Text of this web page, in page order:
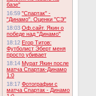
базе"
16:59 "Спартак" -
"Динамо". Оценки "СЭ"
18:03 Оф.сайт. Якин о
победе над "Динамо"
18:12 Егор Титов:
Футболист Эберт меня
просто убивает
18:14 Мурат Якин после
матча Спартак-Динамо
1:0
18:17 Фотографии с
матча Спартак - Динамо